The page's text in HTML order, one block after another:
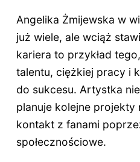
Angelika Żmijewska w
już wiele, ale wciąż
kariera to przykład
talentu, ciężkiej pracy i
do sukcesu. Artystka
planuje kolejne projekty
kontakt z fanami
społecznościowe.